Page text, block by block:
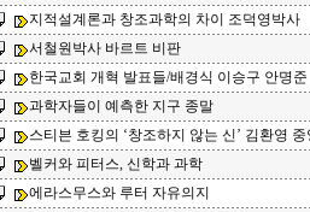
지적설계론과 창조과학의 차이 조덕영박사
서철원박사 바르트 비판
한국교회 개혁 발표들/배경식 이승구 안명준
과학자들이 예측한 지구 종말
스티븐 호킹의 ‘창조하지 않는 신’ 김환영 중
벨커와 피터스, 신학과 과학
에라스무스와 루터 자유의지